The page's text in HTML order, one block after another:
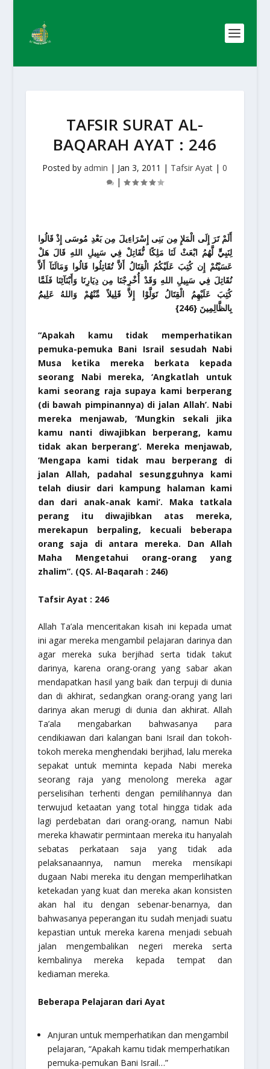
TAFSIR SURAT AL-
BAQARAH AYAT : 246
Posted byadmin | Jan 3, 2011 | Tafsir Ayat |0
|
أَلَمْ تَرَ إِلَى الْمَلإِ مِن بَنِى إِسْرَاءِيلَ مِن بَعْدِ مُوسَى إِذْ قَالُوا
لِنَبِيٍّ لَّهُمُ ابْعَثْ لَنَا مَلِكًا نُّقَاتِلْ فِي سَبِيلِ اللهِ قَالَ هَلْ
عَسَيْتُمْ إِن كُتِبَ عَلَيْكُمُ الْقِتَالُ أَلاَّ تُقَاتِلُوا قَالُوا وَمَالَنَآ أَلاَّ
نُقَاتِلَ فِي سَبِيلِ اللهِ وَقَدْ أُخْرِجْنَا مِن دِيَارِنَا وَأَبْنَآئِنَا فَلَمَّا
كُتِبَ عَلَيْهِمُ الْقِتَالُ تَوَلَّوْا إِلاَّ قَلِيلاً مِّنْهُمْ وَاللهُ عَلِيمُُ
بِالظَّالِمِينَ {246}
“Apakah kamu tidak memperhatikan
pemuka-pemuka Bani Israil sesudah Nabi
Musa ketika mereka berkata kepada
seorang Nabi mereka, ‘Angkatlah untuk
kami seorang raja supaya kami berperang
(di bawah pimpinannya) di jalan Allah’. Nabi
mereka menjawab, ‘Mungkin sekali jika
kamu nanti diwajibkan berperang, kamu
tidak akan berperang’. Mereka menjawab,
‘Mengapa kami tidak mau berperang di
jalan Allah, padahal sesungguhnya kami
telah diusir dari kampung halaman kami
dan dari anak-anak kami’. Maka tatkala
perang itu diwajibkan atas mereka,
merekapun berpaling, kecuali beberapa
orang saja di antara mereka. Dan Allah
Maha Mengetahui orang-orang yang
zhalim”. (QS. Al-Baqarah : 246)
Tafsir Ayat : 246
Allah Ta’ala menceritakan kisah ini kepada umat
ini agar mereka mengambil pelajaran darinya dan
agar mereka suka berjihad serta tidak takut
darinya, karena orang-orang yang sabar akan
mendapatkan hasil yang baik dan terpuji di dunia
dan di akhirat, sedangkan orang-orang yang lari
darinya akan merugi di dunia dan akhirat. Allah
Ta’ala mengabarkan bahwasanya para
cendikiawan dari kalangan bani Israil dan tokoh-
tokoh mereka menghendaki berjihad, lalu mereka
sepakat untuk meminta kepada Nabi mereka
seorang raja yang menolong mereka agar
perselisihan terhenti dengan pemilihannya dan
terwujud ketaatan yang total hingga tidak ada
lagi perdebatan dari orang-orang, namun Nabi
mereka khawatir permintaan mereka itu hanyalah
sebatas perkataan saja yang tidak ada
pelaksanaannya, namun mereka mensikapi
dugaan Nabi mereka itu dengan memperlihatkan
ketekadan yang kuat dan mereka akan konsisten
akan hal itu dengan sebenar-benarnya, dan
bahwasanya peperangan itu sudah menjadi suatu
kepastian untuk mereka karena menjadi sebuah
jalan mengembalikan negeri mereka serta
kembalinya mereka kepada tempat dan
kediaman mereka.
Beberapa Pelajaran dari Ayat
Anjuran untuk memperhatikan dan mengambil
pelajaran, “Apakah kamu tidak memperhatikan
pemuka-pemukan Bani Israil…”